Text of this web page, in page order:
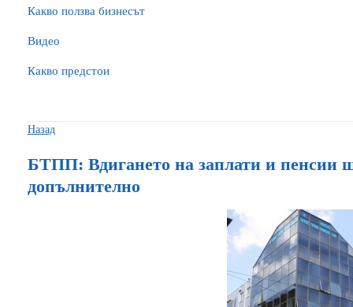
Какво ползва бизнесът
Видео
Какво предстои
Назад
БТПП: Вдигането на заплати и пенсии
допълнително